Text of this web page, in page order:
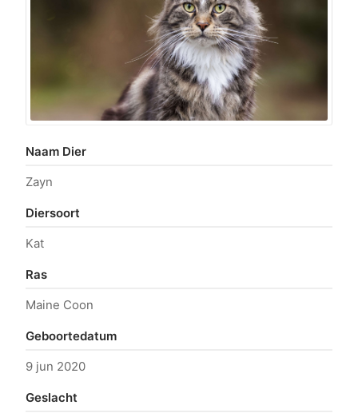
Naam Dier
Zayn
Diersoort
Kat
Ras
Maine Coon
Geboortedatum
9 jun 2020
Geslacht